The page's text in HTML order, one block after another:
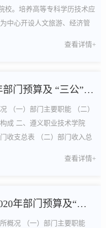
校。培养高等专科学历技术应
中心开设人文旅游、经济管
查看详情+
遵义职业技术学院2020年部门预算及 “三公”经费预算信息
（一）部门主要职能 （二）
成 二、遵义职业技术学院
收支总表 （二）部门收入总
查看详情+
遵义市农业机械研究所2020年部门预算及“三公”经费预算信息
概况 （一）部门主要职能